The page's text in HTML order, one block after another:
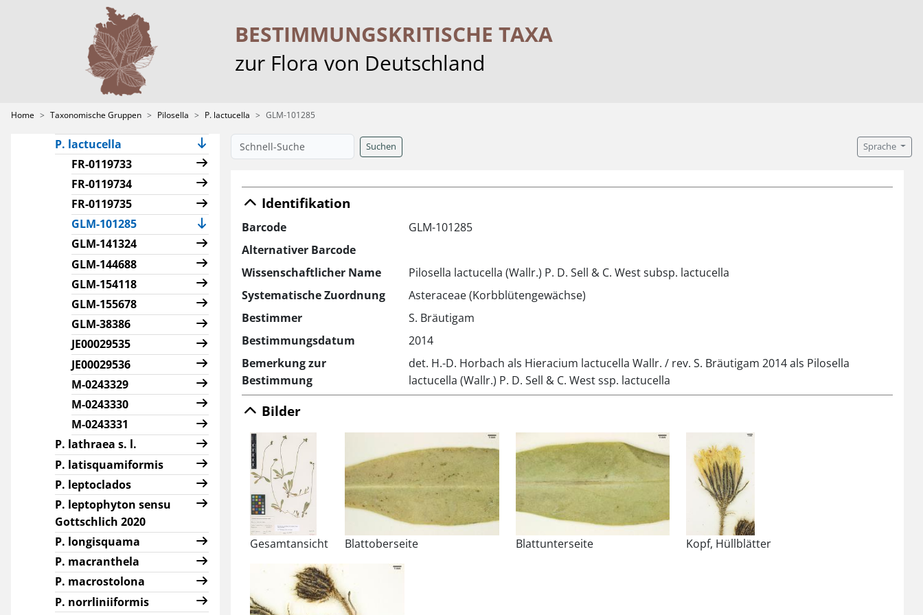
BESTIMMUNGS­KRITISCHE TAXA
zur Flora von Deutschland
Home Taxonomische Gruppen Pilosella P. lactucella GLM-101285
P. heterodoxa
P. heterodoxiformis
P. hoppeana s. l.
P. hybrida
P. hypeurya
P. koernickeana
P. lactucella
FR-0119733
FR-0119734
FR-0119735
GLM-101285(current)
GLM-141324
GLM-144688
GLM-154118
GLM-155678
GLM-38386
JE00029535
JE00029536
M-0243329
M-0243330
M-0243331
P. lathraea s. l.
P. latisquamiformis
P. leptoclados
P. leptophyton sensu
Gottschlich 2020
P. longisquama
P. macranthela
P. macrostolona
P. norrliniiformis
Suchen Sprache
Identifikation
Barcode
GLM-101285
Alternativer Barcode
Wissenschaftlicher Name
Pilosella lactucella (Wallr.) P. D. Sell & C. West subsp. lactucella
Systematische Zuordnung
Asteraceae (Korbblütengewächse)
Bestimmer
S. Bräutigam
Bestimmungsdatum
2014
Bemerkung zur
Bestimmung
det. H.-D. Horbach als Hieracium lactucella Wallr. / rev. S. Bräutigam 2014 als Pilosella
lactucella (Wallr.) P. D. Sell & C. West ssp. lactucella
Bilder
Gesamtansicht Blattoberseite Blattunterseite Kopf, Hüllblätter